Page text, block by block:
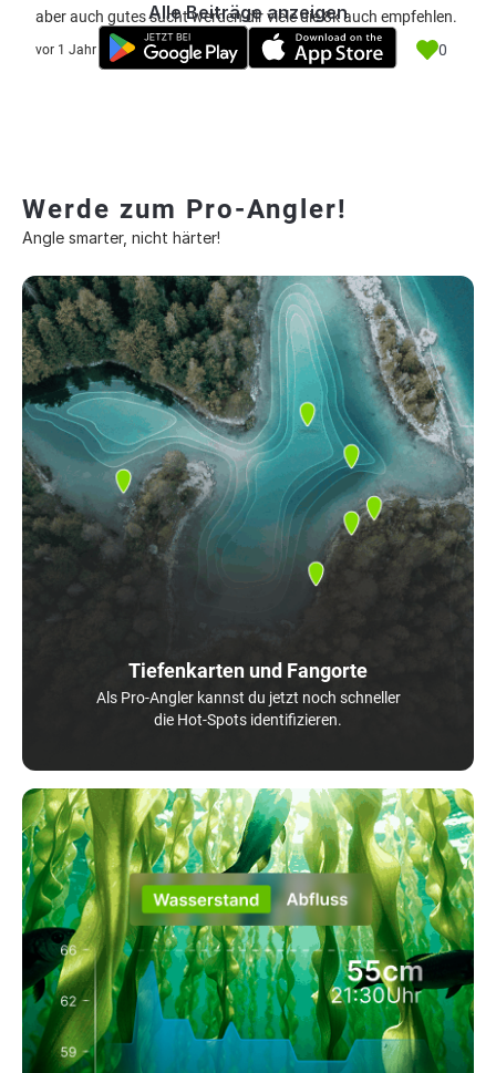
aber auch gutes sucht werden dir viele die 8k auch empfehlen.
vor 1 Jahr 0
Alle Beiträge anzeigen
Werde zum Pro-Angler!
Angle smarter, nicht härter!
Tiefenkarten und Fangorte
Als Pro-Angler kannst du jetzt noch schneller
die Hot-Spots identifizieren.